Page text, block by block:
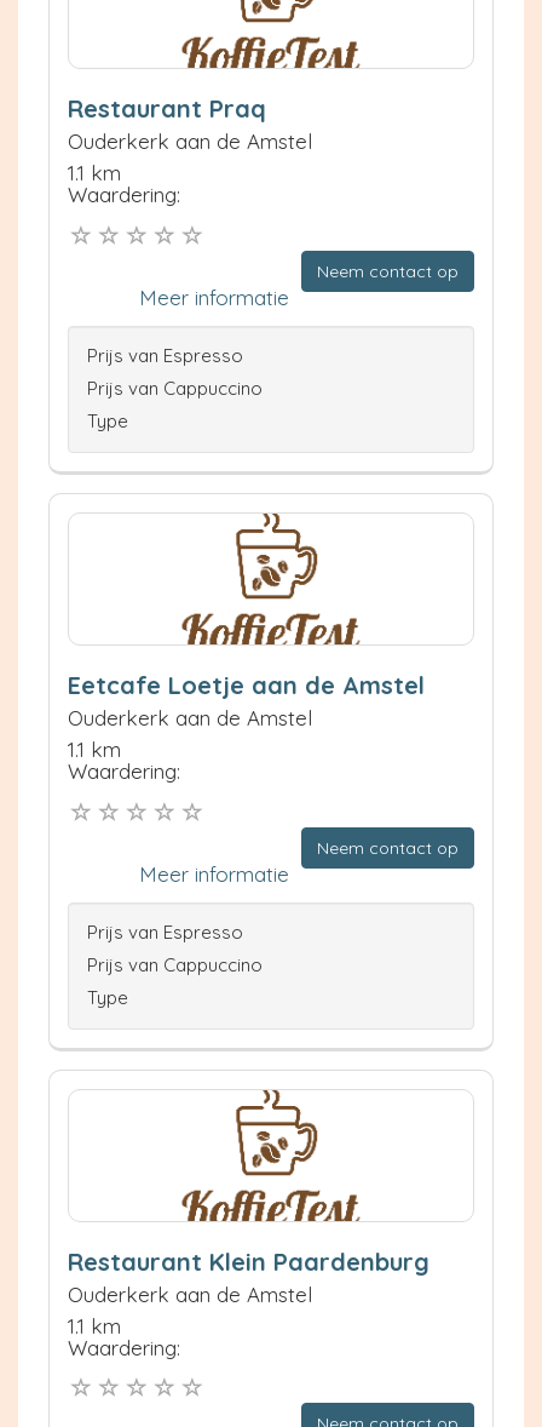
Restaurant Praq
Ouderkerk aan de Amstel
1.1 km
Waardering:
Neem contact op
Meer informatie
Prijs van Espresso
Prijs van Cappuccino
Type
Eetcafe Loetje aan de Amstel
Ouderkerk aan de Amstel
1.1 km
Waardering:
Neem contact op
Meer informatie
Prijs van Espresso
Prijs van Cappuccino
Type
Restaurant Klein Paardenburg
Ouderkerk aan de Amstel
1.1 km
Waardering: